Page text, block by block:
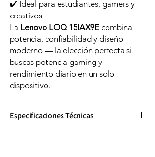
✔️ Ideal para estudiantes, gamers y
creativos
La Lenovo LOQ 15IAX9E combina
potencia, confiabilidad y diseño
moderno — la elección perfecta si
buscas potencia gaming y
rendimiento diario en un solo
dispositivo.
Especificaciones Técnicas